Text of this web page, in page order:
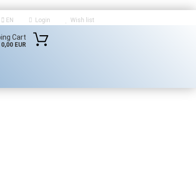
EN Login Wish list
Cart
0,00 EUR